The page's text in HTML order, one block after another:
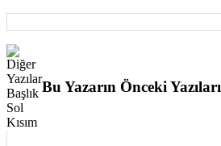
Bu Yazarın Önceki Yazıları